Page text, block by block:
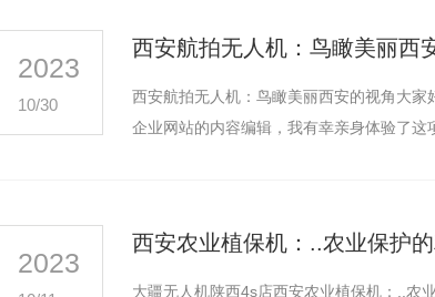
2023
10/30
西安航拍无人机：鸟瞰美丽西
西安航拍无人机：鸟瞰美丽西安的视角大
企业网站的内容编辑，我有幸亲身体验了
2023
西安农业植保机：..农业保护
大疆无人机陕西4s店西安农业植保机：..农